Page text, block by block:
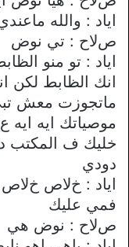
اياد : والله
صﻻح : تي نوض
اياد : تو منو
انك الظابط لكن
ماتجوزت معش
موصياتك ايه
خليك ف المكتب
دودي
اياد : خﻻص خﻻص
فمي عليك
صﻻح : نوض هي